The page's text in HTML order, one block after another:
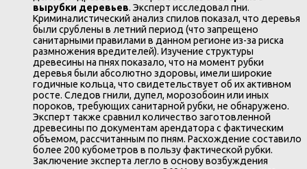
вырубки деревьев. Эксперт исследовал пни.
Криминалистический анализ спилов показал, что деревья
были срублены в летний период (что запрещено
санитарными правилами в данном регионе из-за риска
размножения вредителей). Изучение структуры
древесины на пнях показало, что на момент рубки
деревья были абсолютно здоровы, имели широкие
годичные кольца, что свидетельствует об их активном
росте. Следов гнили, дупел, морозобоин или иных
пороков, требующих санитарной рубки, не обнаружено.
Эксперт также сравнил количество заготовленной
древесины по документам арендатора с фактическим
объемом, рассчитанным по пням. Расхождение составило
более 200 кубометров в пользу фактической рубки.
Заключение эксперта легло в основу возбуждения